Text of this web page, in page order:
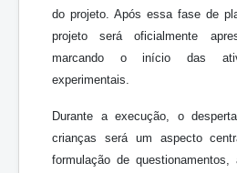
do projeto. Após essa fase de
projeto será oficialmente
marcando o início das
experimentais.
Durante a execução, o
crianças será um aspecto
formulação de